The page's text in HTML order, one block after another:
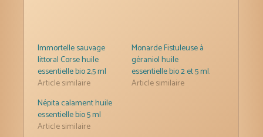
Immortelle sauvage
littoral Corse huile
essentielle bio 2,5 ml
Article similaire
Monarde Fistuleuse à
géraniol huile
essentielle bio 2 et 5 ml.
Article similaire
Népita calament huile
essentielle bio 5 ml
Article similaire